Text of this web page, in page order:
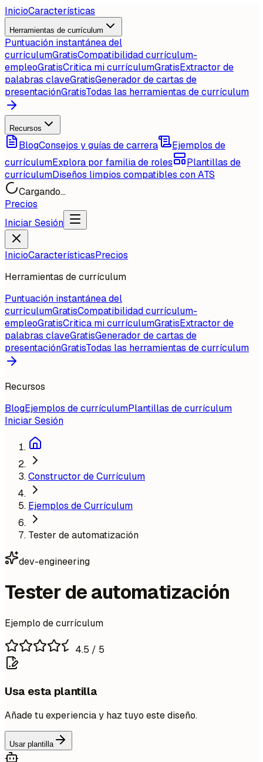
InicioCaracterísticas
Herramientas de currículum
Puntuación instantánea del
currículumGratisCompatibilidad currículum-
empleoGratisCritica mi currículumGratisExtractor de
palabras claveGratisGenerador de cartas de
presentaciónGratisTodas las herramientas de currículum
Recursos
BlogConsejos y guías de carrera
Ejemplos de
currículumExplora por familia de roles
Plantillas de
currículumDiseños limpios compatibles con ATS
Cargando...
Precios
Iniciar Sesión
InicioCaracterísticasPrecios
Herramientas de currículum
Puntuación instantánea del
currículumGratisCompatibilidad currículum-
empleoGratisCritica mi currículumGratisExtractor de
palabras claveGratisGenerador de cartas de
presentaciónGratisTodas las herramientas de currículum
Recursos
BlogEjemplos de currículumPlantillas de currículum
Iniciar Sesión
Constructor de Currículum
Ejemplos de Currículum
Tester de automatización
dev-engineering
Tester de automatización
Ejemplo de currículum
4.5 / 5
Usa esta plantilla
Añade tu experiencia y haz tuyo este diseño.
Usar plantilla